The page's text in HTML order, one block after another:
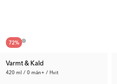
72%
Varmt & Kald
420 ml / 0 mån+ / Hvit